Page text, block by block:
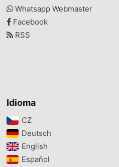
Whatsapp Webmaster
Facebook
RSS
Idioma
CZ‎
Deutsch‎
English‎
Español‎